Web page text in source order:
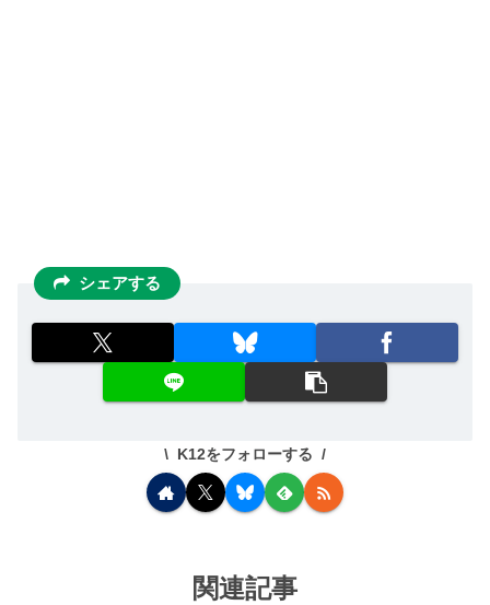
シェアする
K12をフォローする
関連記事